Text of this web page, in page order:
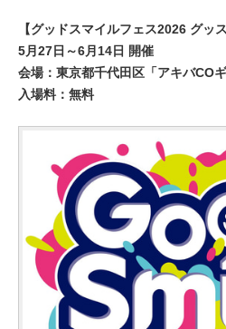
【グッドスマイルフェス2026 グッ
5月27日～6月14日 開催
会場：東京都千代田区「アキバCOギ
入場料：無料